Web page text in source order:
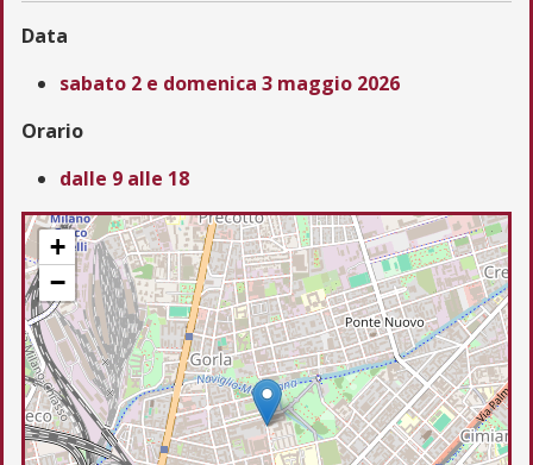
Data
sabato 2 e domenica 3 maggio 2026
Orario
dalle 9 alle 18
+
−